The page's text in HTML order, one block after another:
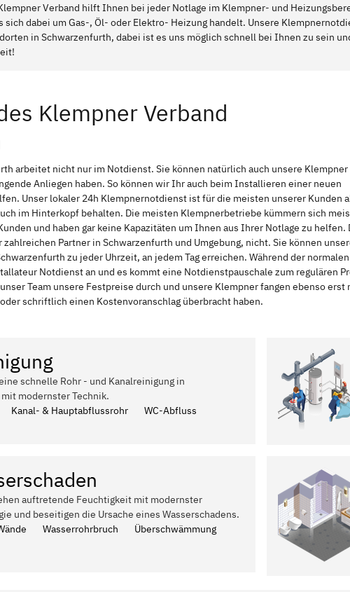
Verband hilft Ihnen bei jeder Notlage im Klempner- und
sich dabei um Gas-, Öl- oder Elektro- Heizung handelt. Unsere
in Schwarzenfurth, dabei ist es uns möglich schnell bei Ihnen zu sein
Klempner Verband
arbeitet nicht nur im Notdienst. Sie können natürlich auch unsere Klempner
Anliegen haben. So können wir Ihr auch beim Installieren einer neuen
Unser lokaler 24h Klempnernotdienst ist für die meisten unserer Kunden
im Hinterkopf behalten. Die meisten Klempnerbetriebe kümmern sich
und haben gar keine Kapazitäten um Ihnen aus Ihrer Notlage zu helfen.
Partner in Schwarzenfurth und Umgebung, nicht. Sie können
zu jeder Uhrzeit, an jedem Tag erreichen. Während der normalen
Notdienst an und es kommt eine Notdienstpauschale zum regulären
Team unsere Festpreise durch und unsere Klempner fangen ebenso erst
schriftlich einen Kostenvoranschlag überbracht haben.
schnelle Rohr - und Kanalreinigung in
modernster Technik.
Kanal- & Hauptabflussrohr WC-Abfluss
auftretende Feuchtigkeit mit modernster
und beseitigen die Ursache eines Wasserschadens.
Wasserrohrbruch Überschwämmung